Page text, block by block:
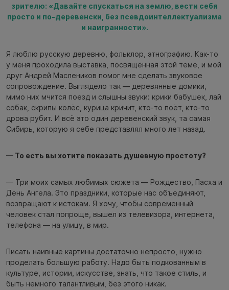
зрителю: «Давайте спускаться на землю, вести себя
просто и по-деревенски, без псевдоинтеллектуализма
и наигранности».
Я люблю русскую деревню, фольклор, этнографию. Как-то
у меня проходила выставка, посвящённая этой теме, и мой
друг Андрей Маслеников помог мне сделать звуковое
сопровождение. Выглядело так — деревянные домики,
мимо них мчится поезд и слышны звуки: крики бабушек, лай
собак, скрипы колёс, курица кричит, кто-то поёт, кто-то
дрова рубит. И всё это один деревенский звук, та самая
Сибирь, которую я себе представлял много лет назад.
— То есть вы хотите показать душевную простоту?
— Три моих самых любимых сюжета — Рождество, Пасха и
День Ангела. Это праздники, которые нас объединяют,
возвращают к истокам. Я хочу, чтобы современный
человек стал попроще, вышел из телевизора, интернета,
телефона — на улицу, в мир.
Писать наивные картины достаточно непросто, нужно
проделать большую работу. Надо быть подкованным в
культуре, истории, искусстве, знать, что такое стиль, и
быть немного талантливым, без этого никак.